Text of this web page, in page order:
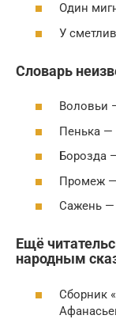
Один
У
Словарь
Воловьи
Пенька —
Борозда
Промеж
Сажень —
Ещё
народным
Сборник